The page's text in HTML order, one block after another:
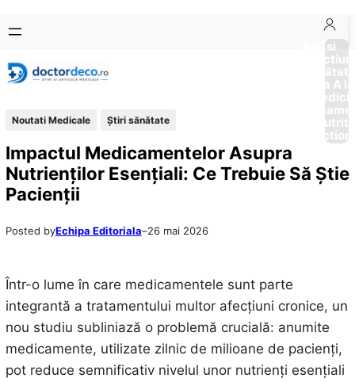
conținut
content
Boli si
Afectiuni
Sănătate
de la A
Noutati Medicale Ştiri sănătate
Impactul Medicamentelor Asupra
Nutrienților Esențiali: Ce Trebuie Să Știe
Pacienții
Posted byEchipa Editoriala–26 mai 2026
Într-o lume în care medicamentele sunt parte
integrantă a tratamentului multor afecțiuni cronice, un
nou studiu subliniază o problemă crucială: anumite
medicamente, utilizate zilnic de milioane de pacienți,
pot reduce semnificativ nivelul unor nutrienți esențiali